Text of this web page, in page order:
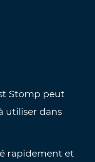
Stomp peut
utiliser dans
rapidement et